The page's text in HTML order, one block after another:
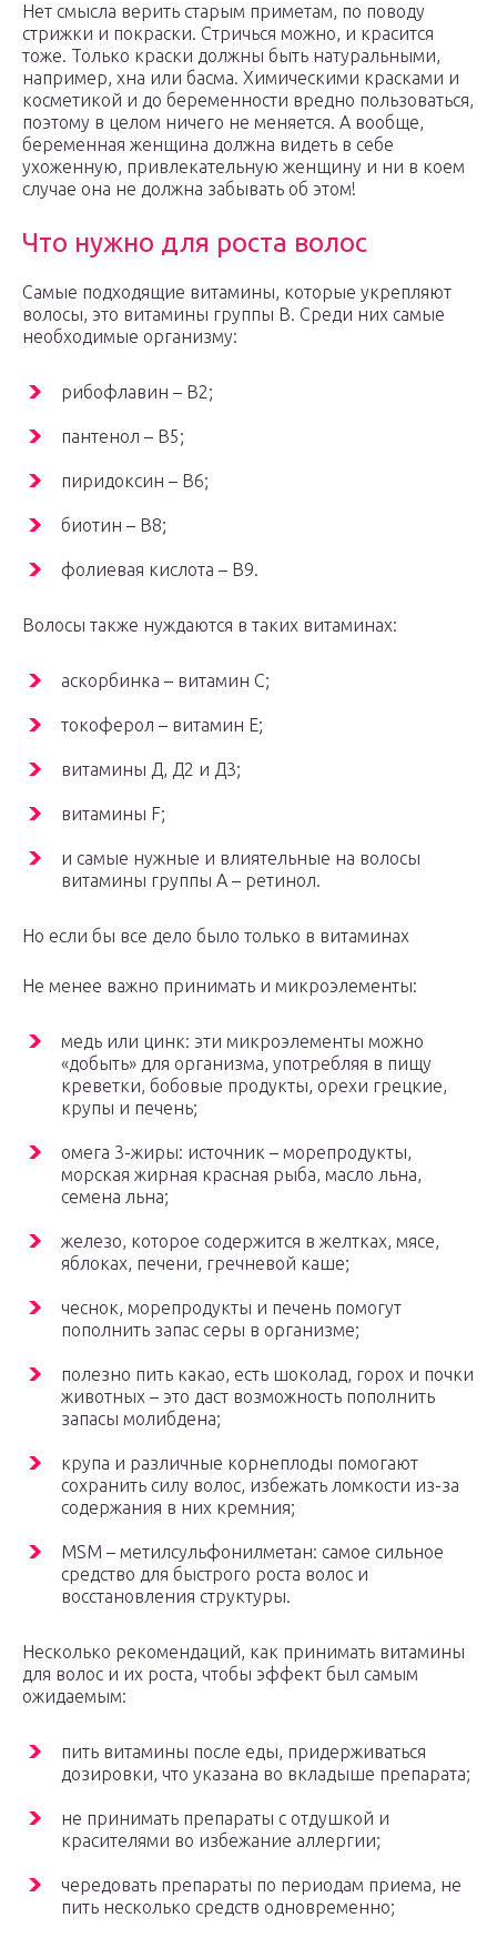
Нет смысла верить старым приметам, по поводу
стрижки и покраски. Стричься можно, и красится
тоже. Только краски должны быть натуральными,
например, хна или басма. Химическими красками и
косметикой и до беременности вредно пользоваться,
поэтому в целом ничего не меняется. А вообще,
беременная женщина должна видеть в себе
ухоженную, привлекательную женщину и ни в коем
случае она не должна забывать об этом!
Что нужно для роста волос
Самые подходящие витамины, которые укрепляют
волосы, это витамины группы В. Среди них самые
необходимые организму:
рибофлавин – В2;
пантенол – В5;
пиридоксин – В6;
биотин – В8;
фолиевая кислота – В9.
Волосы также нуждаются в таких витаминах:
аскорбинка – витамин С;
токоферол – витамин Е;
витамины Д, Д2 и Д3;
витамины F;
и самые нужные и влиятельные на волосы
витамины группы А – ретинол.
Но если бы все дело было только в витаминах
Не менее важно принимать и микроэлементы:
медь или цинк: эти микроэлементы можно
«добыть» для организма, употребляя в пищу
креветки, бобовые продукты, орехи грецкие,
крупы и печень;
омега 3-жиры: источник – морепродукты,
морская жирная красная рыба, масло льна,
семена льна;
железо, которое содержится в желтках, мясе,
яблоках, печени, гречневой каше;
чеснок, морепродукты и печень помогут
пополнить запас серы в организме;
полезно пить какао, есть шоколад, горох и почки
животных – это даст возможность пополнить
запасы молибдена;
крупа и различные корнеплоды помогают
сохранить силу волос, избежать ломкости из-за
содержания в них кремния;
MSM – метилсульфонилметан: самое сильное
средство для быстрого роста волос и
восстановления структуры.
Несколько рекомендаций, как принимать витамины
для волос и их роста, чтобы эффект был самым
ожидаемым:
пить витамины после еды, придерживаться
дозировки, что указана во вкладыше препарата;
не принимать препараты с отдушкой и
красителями во избежание аллергии;
чередовать препараты по периодам приема, не
пить несколько средств одновременно;